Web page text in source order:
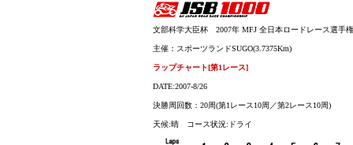
文部科学大臣杯 2007年 MFJ 全日本ロードレース選手
主催：スポーツランドSUGO(3.7375Km)
ラップチャート[第1レース]
DATE:2007-8/26
決勝周回数：20周(第1レース10周／第2レース10周)
天候:晴 コース状況:ドライ